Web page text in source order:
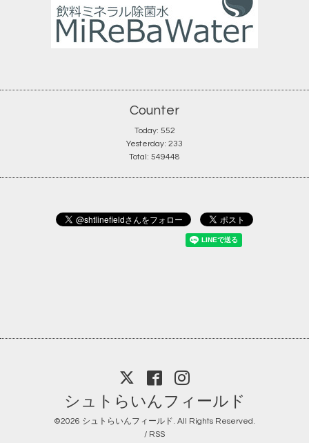
Counter
Today: 552
Yesterday: 233
Total: 549448
シュトらいんフィールド
©2026 シュトらいんフィールド. All Rights Reserved.
/ RSS